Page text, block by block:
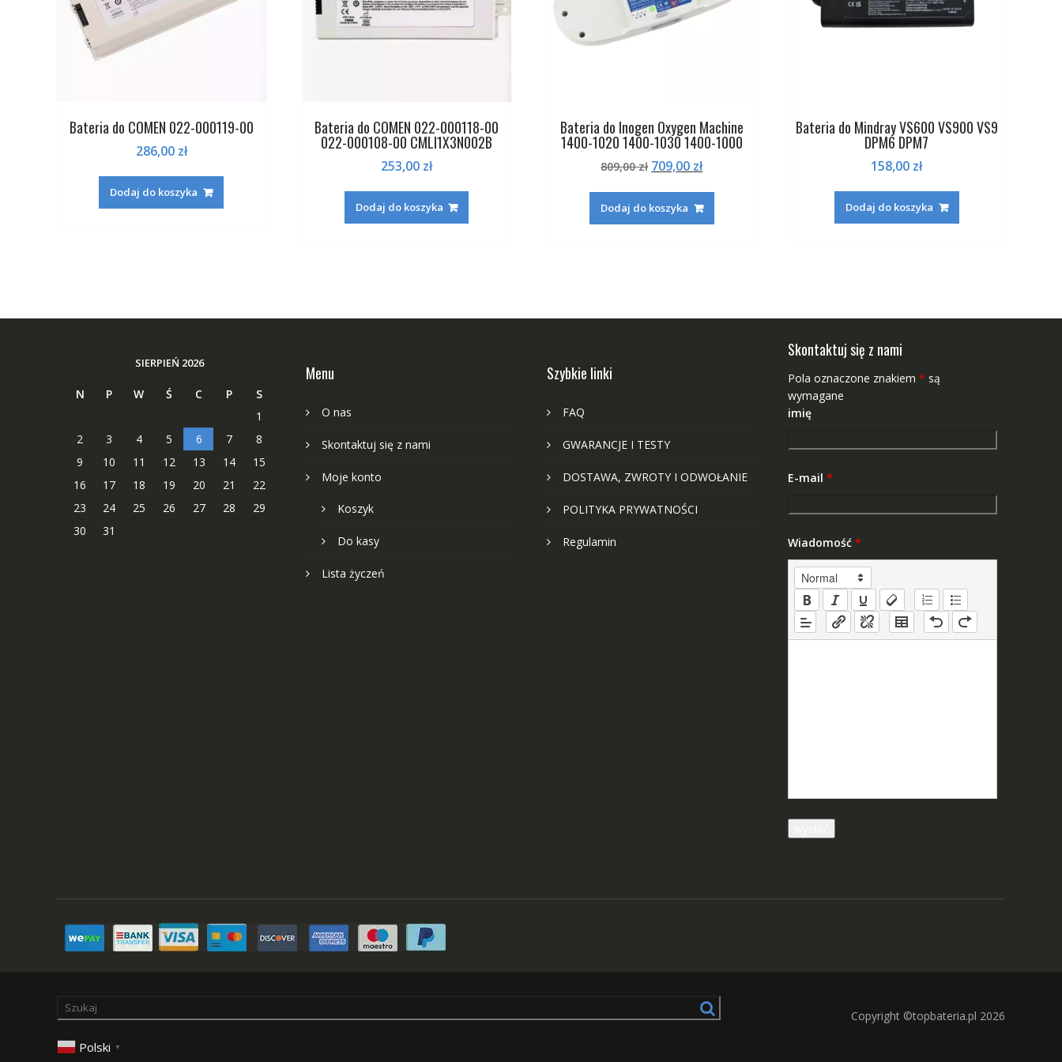
Bateria do COMEN 022-000119-00
286,00 zł
Dodaj do koszyka
Bateria do COMEN 022-000118-00
022-000108-00 CMLI1X3N002B
253,00 zł
Dodaj do koszyka
Bateria do Inogen Oxygen Machine
1400-1020 1400-1030 1400-1000
809,00zł Pierwotna
wynosiła:
809,00 zł.
709,00 złAktualna
709,00 zł.
Dodaj do koszyka
Bateria do Mindray VS600 VS900 VS9
DPM6 DPM7
158,00 zł
Dodaj do koszyka
SIERPIEŃ 2026
N P W Ś C P
S
1
2
3 4 5 6 7
8
9
10 11 12 13 14
15
16
17 18 19 20 21
22
23
24 25 26 27 28
29
30
31
Menu
O nas
Skontaktuj się z nami
Moje konto
Koszyk
Do kasy
Lista życzeń
Szybkie linki
FAQ
GWARANCJE I TESTY
DOSTAWA, ZWROTY I ODWOŁANIE
POLITYKA PRYWATNOŚCI
Regulamin
Skontaktuj się z nami
Pola oznaczone znakiem * są
wymagane
imię
E-mail *
Wiadomość *
Polski ▼
Copyright ©topbateria.pl 2026